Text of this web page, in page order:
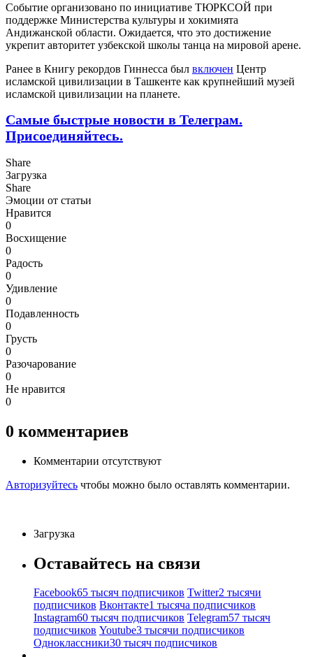
Событие организовано по инициативе ТЮРКСОЙ при
поддержке Министерства культуры и хокимията
Андижанской области. Ожидается, что это достижение
укрепит авторитет узбекской школы танца на мировой арене.
Ранее в Книгу рекордов Гиннесса был включен Центр
исламской цивилизации в Ташкенте как крупнейший музей
исламской цивилизации на планете.
Самые быстрые новости в Телеграм.
Присоединяйтесь.
Share
Загрузка
Share
Эмоции от статьи
Нравится
0
Восхищение
0
Радость
0
Удивление
0
Подавленность
0
Грусть
0
Разочарование
0
Не нравится
0
0 комментариев
Комментарии отсутствуют
Авторизуйтесь чтобы можно было оставлять комментарии.
Загрузка
Оставайтесь на связи
Facebook65 тысяч подписчиков Twitter2 тысячи
подписчиков Вконтакте1 тысяча подписчиков
Instagram60 тысяч подписчиков Telegram57 тысяч
подписчиков Youtube3 тысячи подписчиков
Одноклассники30 тысяч подписчиков